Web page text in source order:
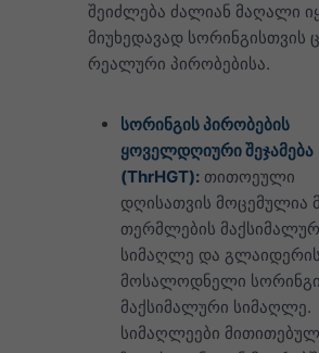
შეიძლება ძალიან მაღალი
მიუხედავად სორინგისთვის
რეალური პირობებისა.
სორინგის პირობების
ყოველდღიური შეჯამება
(ThrHGT): თითოეული
დღისათვის მოცემულია
თერმლების
სიმაღლე და
მოსალოდნელი
მაქსიმალური სიმაღლე.
სიმაღლეები